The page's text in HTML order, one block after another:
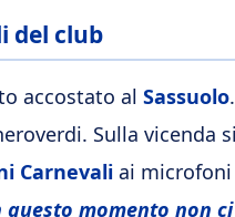
del club
accostato al Sassuolo
Sulla vicenda
Carnevali ai
momento non